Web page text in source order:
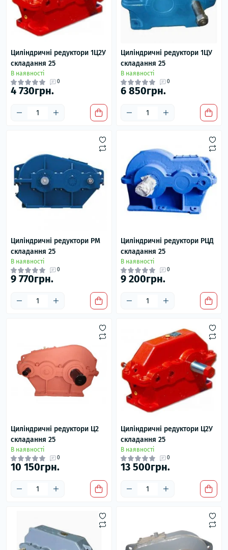
Циліндричні редуктори 1Ц2У
складання 25
В наявності
0
4 730грн.
Циліндричні редуктори 1ЦУ
складання 25
В наявності
0
6 850грн.
Циліндричні редуктори РМ
складання 25
В наявності
0
9 770грн.
Циліндричні редуктори РЦД
складання 25
В наявності
0
9 200грн.
Циліндричні редуктори Ц2
складання 25
В наявності
0
10 150грн.
Циліндричні редуктори Ц2У
складання 25
В наявності
0
13 500грн.